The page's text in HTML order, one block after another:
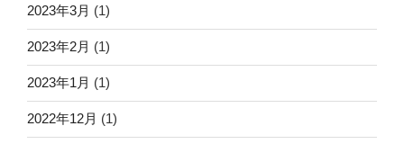
2023年3月 (1)
2023年2月 (1)
2023年1月 (1)
2022年12月 (1)